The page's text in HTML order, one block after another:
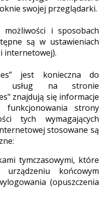
swojej przeglądarki.
możliwości i sposobach
są w ustawieniach
internetowej).
jest konieczna do
usług na stronie
znajdują się informacje
funkcjonowania strony
tych wymagających
stosowane są
tymczasowymi, które
końcowym
(opuszczenia